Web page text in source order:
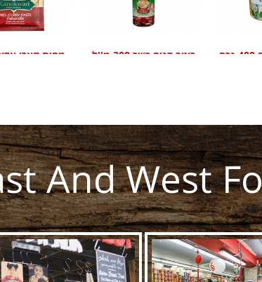
רוטב דגים כשר 300 מ''ל
מחית קארי אדום 400 גרם
And West